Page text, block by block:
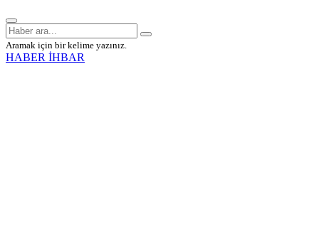
Aramak için bir kelime yazınız.
HABER İHBAR